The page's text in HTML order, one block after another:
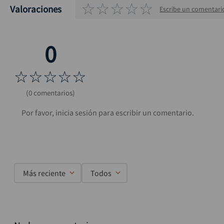
Valoraciones ☆☆☆☆☆ Escribe un
☆☆☆☆☆
(0 comentarios)
Más reciente Todos